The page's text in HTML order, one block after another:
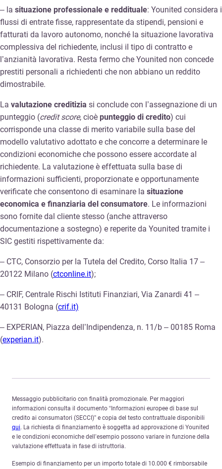
– la situazione professionale e reddituale: Younited considera i
flussi di entrate fisse, rappresentate da stipendi, pensioni e
fatturati da lavoro autonomo, nonché la situazione lavorativa
complessiva del richiedente, inclusi il tipo di contratto e
l’anzianità lavorativa. Resta fermo che Younited non concede
prestiti personali a richiedenti che non abbiano un reddito
dimostrabile.
La valutazione creditizia si conclude con l’assegnazione di un
punteggio (credit score, cioè punteggio di credito) cui
corrisponde una classe di merito variabile sulla base del
modello valutativo adottato e che concorre a determinare le
condizioni economiche che possono essere accordate al
richiedente. La valutazione è effettuata sulla base di
informazioni sufficienti, proporzionate e opportunamente
verificate che consentono di esaminare la situazione
economica e finanziaria del consumatore. Le informazioni
sono fornite dal cliente stesso (anche attraverso
documentazione a sostegno) e reperite da Younited tramite i
SIC gestiti rispettivamente da:
– CTC, Consorzio per la Tutela del Credito, Corso Italia 17 –
20122 Milano (ctconline.it);
– CRIF, Centrale Rischi Istituti Finanziari, Via Zanardi 41 –
40131 Bologna (crif.it)
– EXPERIAN, Piazza dell’Indipendenza, n. 11/b – 00185 Roma
(experian.it).
Messaggio pubblicitario con finalità promozionale. Per maggiori
informazioni consulta il documento “Informazioni europee di base sul
credito ai consumatori (SECCI)” e copia del testo contrattuale disponibili
qui. La richiesta di finanziamento è soggetta ad approvazione di Younited
e le condizioni economiche dell’esempio possono variare in funzione della
valutazione effettuata in fase di istruttoria.
Esempio di finanziamento per un importo totale di 10.000 € rimborsabile